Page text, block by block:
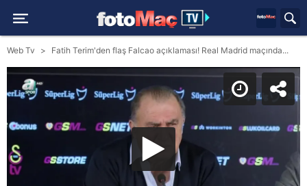
Web Tv Fatih Terim'den flaş Falcao açıklaması! Real Madrid maçında...